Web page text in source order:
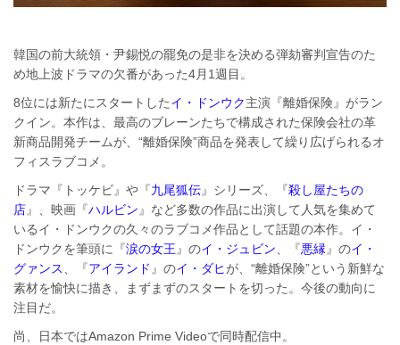
韓国の前大統領・尹錫悦の罷免の是非を決める弾劾審判宣告のた
め地上波ドラマの欠番があった4月1週目。
8位には新たにスタートしたイ・ドンウク主演『離婚保険』がラン
クイン。本作は、最高のブレーンたちで構成された保険会社の革
新商品開発チームが、“離婚保険”商品を発表して繰り広げられるオ
フィスラブコメ。
ドラマ『トッケビ』や『九尾狐伝』シリーズ、『殺し屋たちの
店』、映画『ハルビン 』など多数の作品に出演して人気を集めて
いるイ・ドンウクの久々のラブコメ作品として話題の本作。イ・
ドンウクを筆頭に『涙の女王 』のイ・ジュビン 、『悪縁 』のイ・
グァンス
、『アイランド 』のイ・ダヒ が、“離婚保険”という新鮮な
素材を愉快に描き、まずまずのスタートを切った。今後の動向に
注目だ。
尚、日本ではAmazon Prime Videoで同時配信中。